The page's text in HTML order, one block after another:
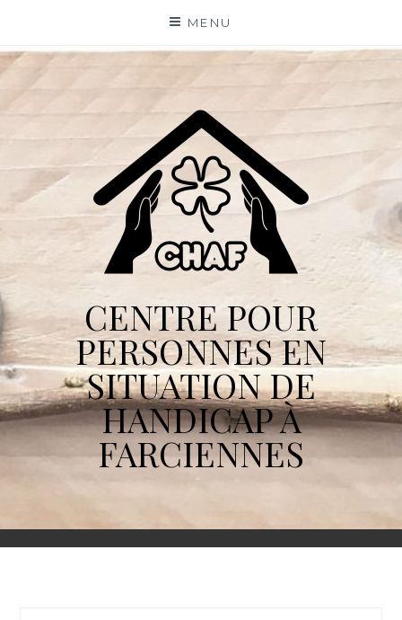
content
MENU
CENTRE POUR
PERSONNES EN
SITUATION DE
HANDICAP À
FARCIENNES